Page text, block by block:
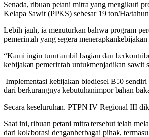
Senada, ribuan petani mitra yang mengikuti
Kelapa Sawit (PPKS) sebesar19 ton/Ha/tahun
Lebih jauh, ia menuturkan bahwa program
pemerintah yang segera menerapkankebijakan
“Kami ingin turut ambil bagian dan
kebijakan pemerintah untukmenjadikan sawit
Implementasi kebijakan biodiesel B50 sendiri
dari berkurangnya kebutuhanimpor bahan
Secara keseluruhan, PTPN IV Regional III
Saat ini, ribuan petani mitra tersebut telah
dari kolaborasi denganberbagai pihak,